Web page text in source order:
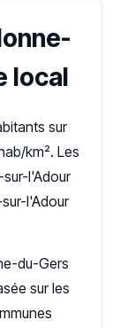
local
sur
km². Les
l'Adour
l'Adour
du-Gers
sur les